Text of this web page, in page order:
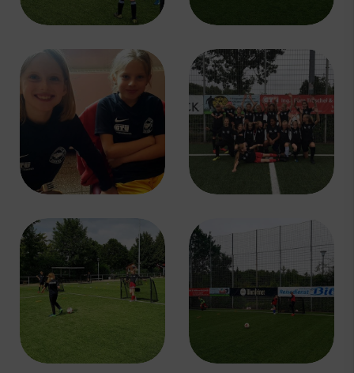
Service
Schulengel Instagram YouTube